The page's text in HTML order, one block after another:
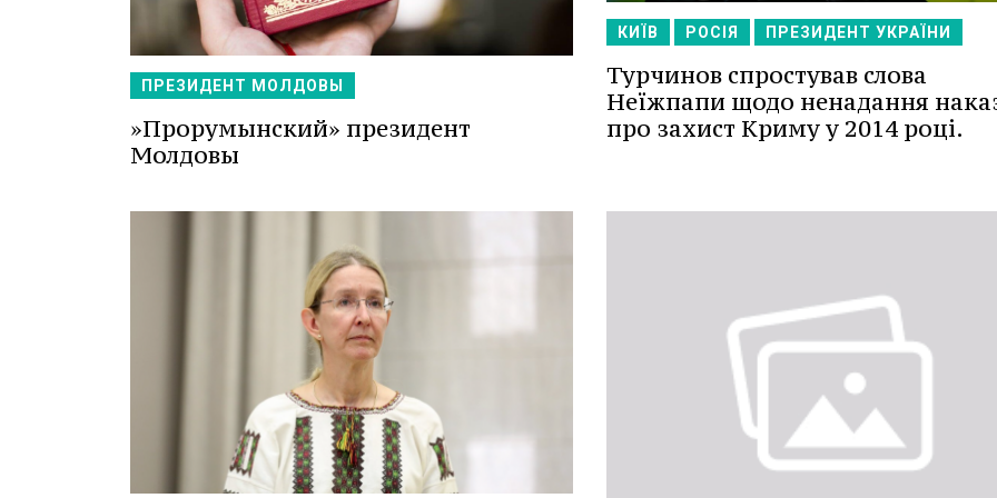
ПРЕЗИДЕНТ МОЛДОВЫ
»Прорумынский» президент
Молдовы
КИЇВ РОСІЯ ПРЕЗИДЕНТ УКРАЇНИ
Турчинов спростував слова
Неїжпапи щодо ненадання
про захист Криму у 2014 році.